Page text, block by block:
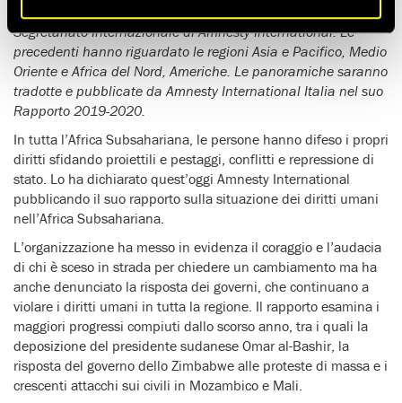
Segretariato Internazionale di Amnesty International. Le
precedenti hanno riguardato le regioni Asia e Pacifico, Medio
Oriente e Africa del Nord, Americhe. Le panoramiche saranno
tradotte e pubblicate da Amnesty International Italia nel suo
Rapporto 2019-2020.
In tutta l’Africa Subsahariana, le persone hanno difeso i propri
diritti sfidando proiettili e pestaggi, conflitti e repressione di
stato. Lo ha dichiarato quest’oggi Amnesty International
pubblicando il suo rapporto sulla situazione dei diritti umani
nell’Africa Subsahariana.
L’organizzazione ha messo in evidenza il coraggio e l’audacia
di chi è sceso in strada per chiedere un cambiamento ma ha
anche denunciato la risposta dei governi, che continuano a
violare i diritti umani in tutta la regione. Il rapporto esamina i
maggiori progressi compiuti dallo scorso anno, tra i quali la
deposizione del presidente sudanese Omar al-Bashir, la
risposta del governo dello Zimbabwe alle proteste di massa e i
crescenti attacchi sui civili in Mozambico e Mali.